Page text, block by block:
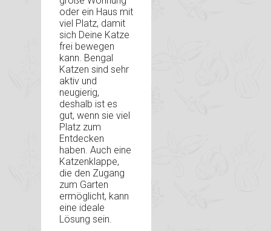
oder ein Haus mit
viel Platz, damit
sich Deine Katze
frei bewegen
kann. Bengal
Katzen sind sehr
aktiv und
neugierig,
deshalb ist es
gut, wenn sie viel
Platz zum
Entdecken
haben. Auch eine
Katzenklappe,
die den Zugang
zum Garten
ermöglicht, kann
eine ideale
Lösung sein.